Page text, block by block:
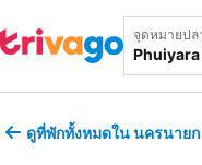
จุดหมายปล
ดูที่พักทั้งหมดใน นครนายก